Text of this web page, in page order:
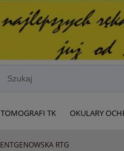
TK OKULARY
RTG